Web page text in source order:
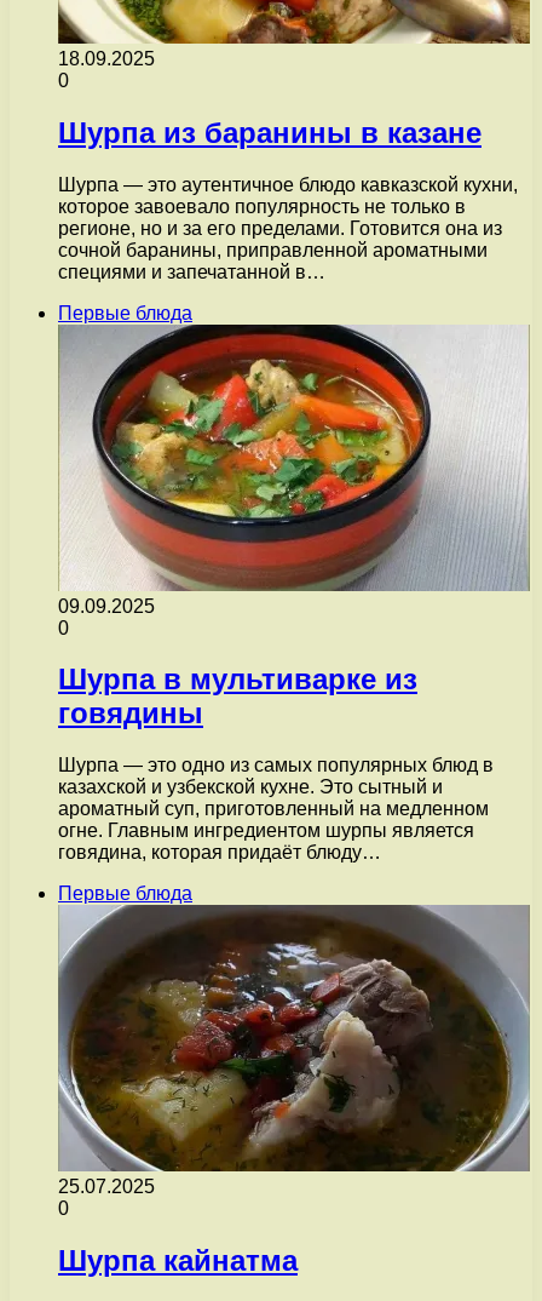
18.09.2025
0
Шурпа из баранины в казане
Шурпа — это аутентичное блюдо кавказской кухни,
которое завоевало популярность не только в
регионе, но и за его пределами. Готовится она из
сочной баранины, приправленной ароматными
специями и запечатанной в…
Первые блюда
09.09.2025
0
Шурпа в мультиварке из
говядины
Шурпа — это одно из самых популярных блюд в
казахской и узбекской кухне. Это сытный и
ароматный суп, приготовленный на медленном
огне. Главным ингредиентом шурпы является
говядина, которая придаёт блюду…
Первые блюда
25.07.2025
0
Шурпа кайнатма